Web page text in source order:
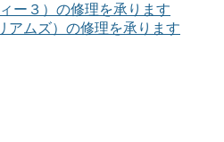
ー３）の修理を承ります
アムズ）の修理を承ります